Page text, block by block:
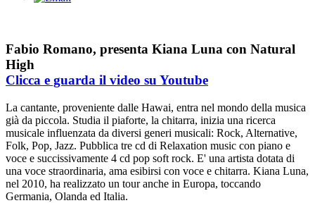
Fabio Romano, presenta Kiana Luna con Natural
High
Clicca e guarda il video su Youtube
La cantante, proveniente dalle Hawai, entra nel mondo della musica
già da piccola. Studia il piaforte, la chitarra, inizia una ricerca
musicale influenzata da diversi generi musicali: Rock, Alternative,
Folk, Pop, Jazz. Pubblica tre cd di Relaxation music con piano e
voce e succissivamente 4 cd pop soft rock. E' una artista dotata di
una voce straordinaria, ama esibirsi con voce e chitarra. Kiana Luna,
nel 2010, ha realizzato un tour anche in Europa, toccando
Germania, Olanda ed Italia.